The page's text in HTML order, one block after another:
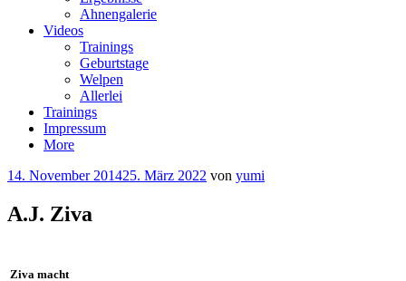
Ahnengalerie
Videos
Trainings
Geburtstage
Welpen
Allerlei
Trainings
Impressum
More
14. November 201425. März 2022 von yumi
A.J. Ziva
Ziva macht